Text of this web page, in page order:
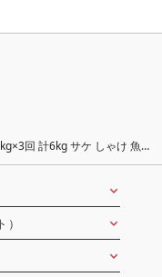
回 計6kg サケ しゃけ 魚